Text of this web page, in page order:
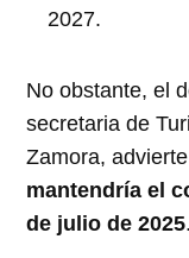
2027.
No obstante, el
secretaria de
Zamora,
mantendría el
de julio de 2025.